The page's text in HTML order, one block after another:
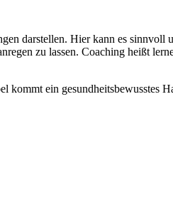
darstellen. Hier kann es
zu lassen. Coaching heißt
ein gesundheitsbewusstes